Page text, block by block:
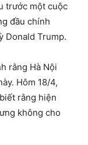
trước một cuộc
đầu chính
Donald Trump.
rằng Hà Nội
Hôm 18/4,
rằng hiện
không cho